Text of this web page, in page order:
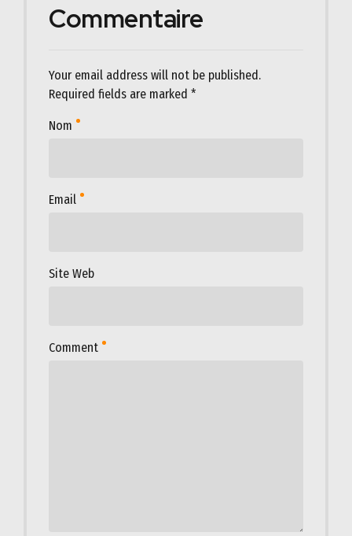
Commentaire
Your email address will not be published.
Required fields are marked *
Comment
Nom
Email
Site Web